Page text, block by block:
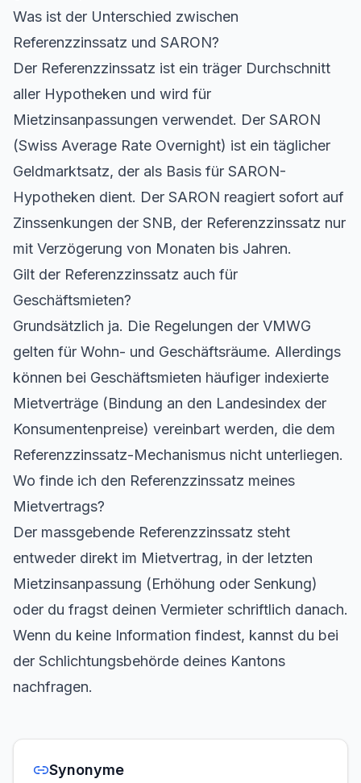
Was ist der Unterschied zwischen
Referenzzinssatz und SARON?
Der Referenzzinssatz ist ein träger Durchschnitt
aller Hypotheken und wird für
Mietzinsanpassungen verwendet. Der SARON
(Swiss Average Rate Overnight) ist ein täglicher
Geldmarktsatz, der als Basis für SARON-
Hypotheken dient. Der SARON reagiert sofort auf
Zinssenkungen der SNB, der Referenzzinssatz nur
mit Verzögerung von Monaten bis Jahren.
Gilt der Referenzzinssatz auch für
Geschäftsmieten?
Grundsätzlich ja. Die Regelungen der VMWG
gelten für Wohn- und Geschäftsräume. Allerdings
können bei Geschäftsmieten häufiger indexierte
Mietverträge (Bindung an den Landesindex der
Konsumentenpreise) vereinbart werden, die dem
Referenzzinssatz-Mechanismus nicht unterliegen.
Wo finde ich den Referenzzinssatz meines
Mietvertrags?
Der massgebende Referenzzinssatz steht
entweder direkt im Mietvertrag, in der letzten
Mietzinsanpassung (Erhöhung oder Senkung)
oder du fragst deinen Vermieter schriftlich danach.
Wenn du keine Information findest, kannst du bei
der Schlichtungsbehörde deines Kantons
nachfragen.
Synonyme